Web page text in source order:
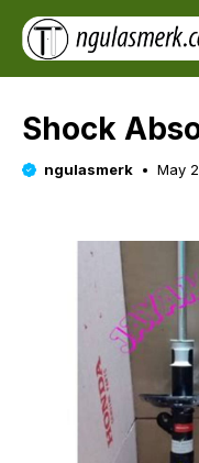
Skip
content
Shock
ngulasmerk May